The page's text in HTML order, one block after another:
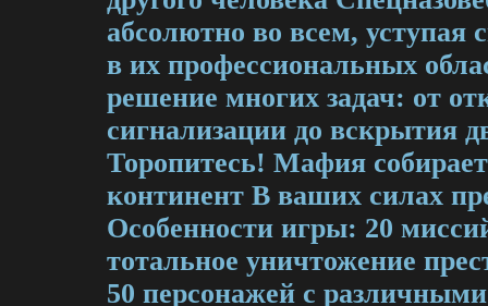
абсолютно во всем, уступая
в их профессиональных
решение многих задач: от
сигнализации до вскрытия
Торопитесь! Мафия
континент В ваших силах
Особенности игры: 20
тотальное уничтожение
50 персонажей с